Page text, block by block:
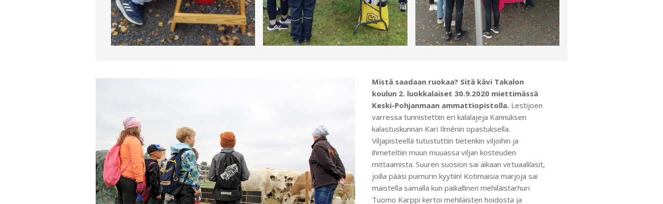
Mistä saadaan ruokaa? Sitä kävi Takalon
koulun 2. luokkalaiset 30.9.2020 miettimässä
Keski-Pohjanmaan ammattiopistolla. Lestijoen
varressa tunnistettiin eri kalalajeja Kannuksen
kalastuskunnan Kari Ilménin opastuksella.
Viljapisteellä tutustuttiin tietenkin viljoihin ja
ihmeteltiin muun muuassa viljan kosteuden
mittaamista. Suuren suosion sai aikaan virtuaalilasit,
joilla pääsi puimurin kyytiin! Kotimaisia marjoja sai
maistella samalla kun paikallinen mehiläistarhuri
Tuomo Karppi kertoi mehiläisten hoidosta ja